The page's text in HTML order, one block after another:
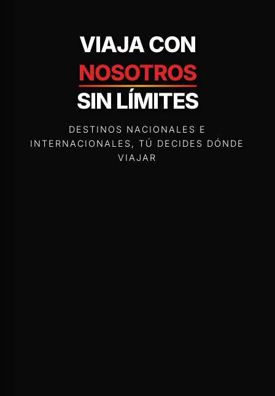
VIAJA CON
NOSOTROS
SIN LÍMITES
DESTINOS NACIONALES E
INTERNACIONALES, TÚ DECIDES DÓNDE
VIAJAR